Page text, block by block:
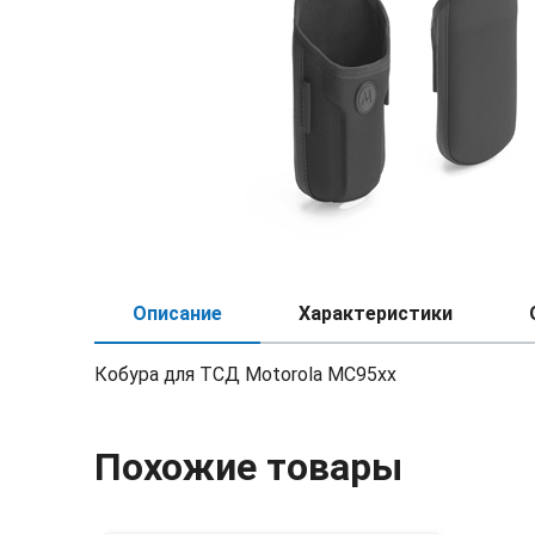
Описание Характеристики
Кобура для ТСД Motorola MC95xx
Похожие товары